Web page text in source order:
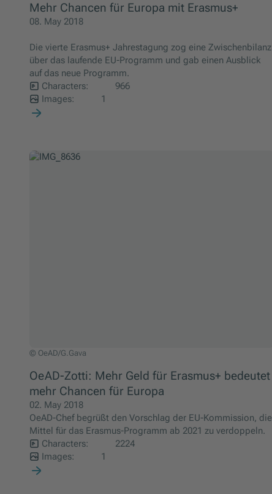
Mehr Chancen für Europa mit Erasmus+
08. May 2018
Die vierte Erasmus+ Jahrestagung zog eine Zwischenbilanz
über das laufende EU-Programm und gab einen Ausblick
auf das neue Programm.
Characters:
966
Images:
1
© OeAD/G.Gava
OeAD/G.Gava
OeAD-Zotti: Mehr Geld für Erasmus+ bedeutet
mehr Chancen für Europa
02. May 2018
OeAD-Chef begrüßt den Vorschlag der EU-Kommission, die
Mittel für das Erasmus-Programm ab 2021 zu verdoppeln.
Characters:
2224
Images:
1